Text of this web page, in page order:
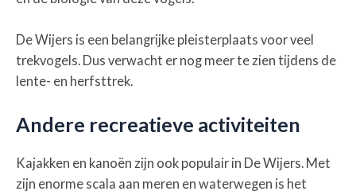
De Wijers is een belangrijke pleisterplaats voor veel
trekvogels. Dus verwacht er nog meer te zien tijdens de
lente- en herfsttrek.
Andere recreatieve activiteiten
Kajakken en kanoën zijn ook populair in De Wijers. Met
zijn enorme scala aan meren en waterwegen is het